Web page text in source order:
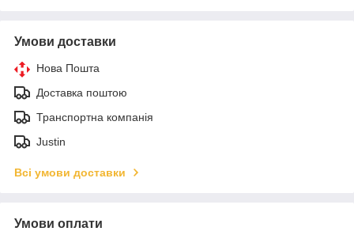
Умови доставки
Нова Пошта
Доставка поштою
Транспортна компанія
Justin
Всі умови доставки
Умови оплати